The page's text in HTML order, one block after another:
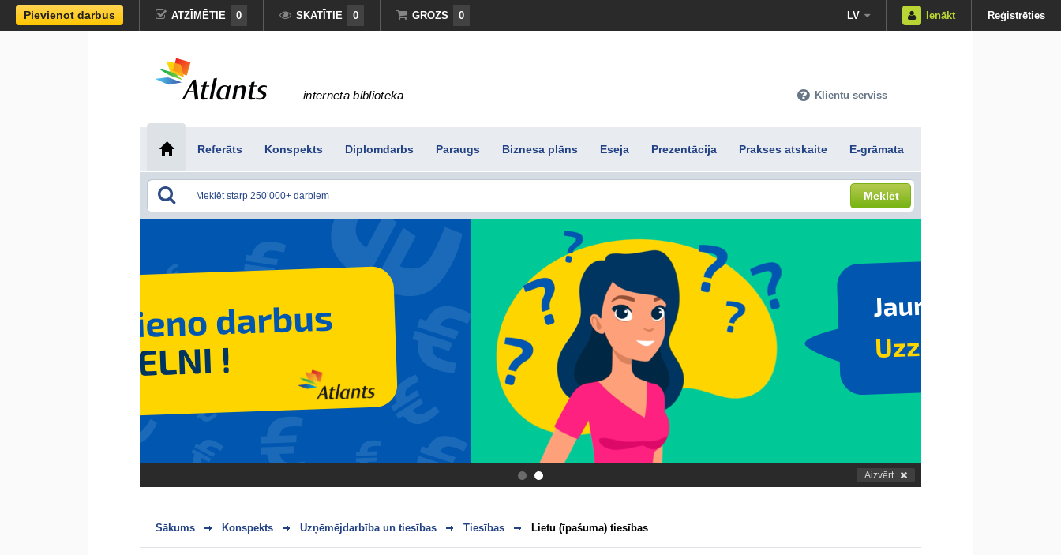
Pievienot darbus ATZĪMĒTIE 0 SKATĪTIE 0 GROZS 0 LV Ienākt Reģistrēties
interneta bibliotēka Klientu serviss
Referāts Konspekts Diplomdarbs Paraugs Biznesa plāns Eseja Prezentācija Prakses atskaite E-grāmata
Meklēt
. Aizvērt
Sākums Konspekts Uzņēmējdarbība un tiesības Tiesības Lietu (īpašuma) tiesības